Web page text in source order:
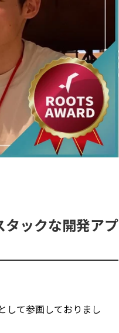
ックな開発アプ
して参画しておりまし